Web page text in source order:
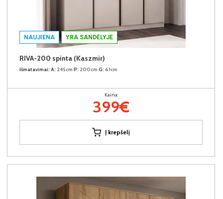
NAUJIENA YRA SANDĖLYJE
RIVA-200 spinta (Kaszmir)
Išmatavimai: A: 245cm P: 200cm G: 61cm
Kaina:
399€
Į krepšelį